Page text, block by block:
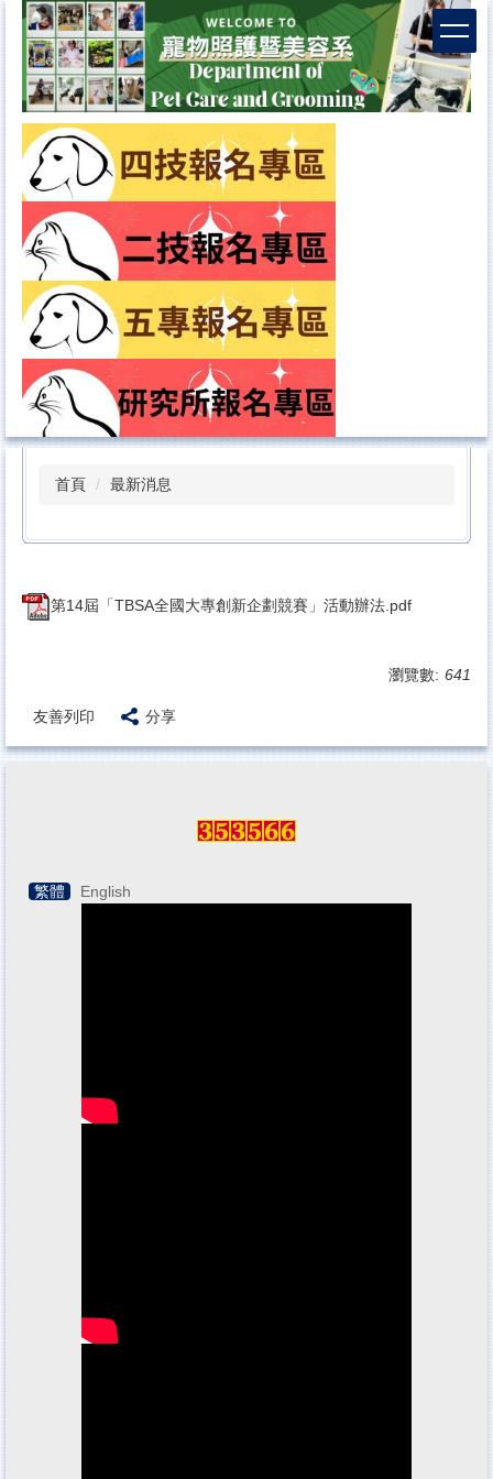
首頁 最新消息
第14屆「TBSA全國大專創新企劃競賽」活動辦法.pdf
瀏覽數: 641
友善列印 分享
繁體 English